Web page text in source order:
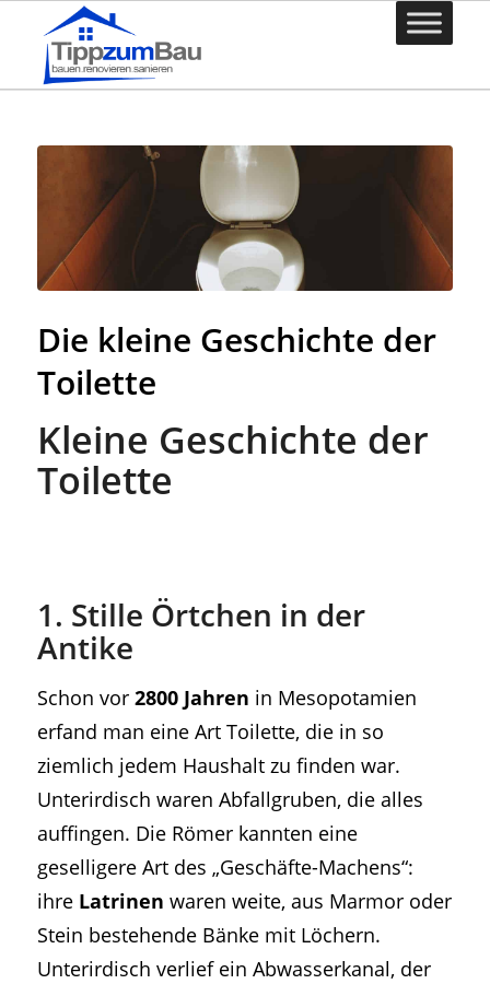
Die kleine Geschichte der
Toilette
Kleine Geschichte der
Toilette
1. Stille Örtchen in der
Antike
Schon vor 2800 Jahren in Mesopotamien
erfand man eine Art Toilette, die in so
ziemlich jedem Haushalt zu finden war.
Unterirdisch waren Abfallgruben, die alles
auffingen. Die Römer kannten eine
geselligere Art des „Geschäfte-Machens“:
ihre Latrinen waren weite, aus Marmor oder
Stein bestehende Bänke mit Löchern.
Unterirdisch verlief ein Abwasserkanal, der